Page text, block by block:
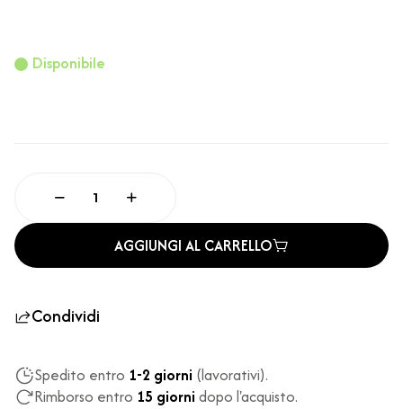
Disponibile
AGGIUNGI AL CARRELLO
Condividi
Spedito entro 1-2 giorni (lavorativi).
Rimborso entro 15 giorni dopo l'acquisto.